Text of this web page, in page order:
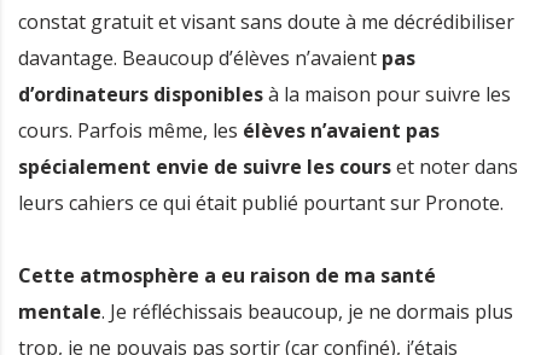
constat gratuit et visant sans doute à me décrédibiliser
davantage. Beaucoup d’élèves n’avaient pas
d’ordinateurs disponiblesà la maison pour suivre les
cours. Parfois même, les élèves n’avaient pas
spécialement envie de suivre les courset noter dans
leurs cahiers ce qui était publié pourtant sur Pronote.
Cette atmosphère a eu raison de ma santé
mentale. Je réfléchissais beaucoup, je ne dormais plus
trop, je ne pouvais pas sortir (car confiné), j’étais